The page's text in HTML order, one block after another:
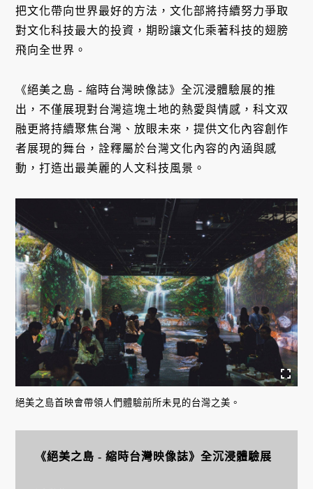
把文化帶向世界最好的方法，文化部將持續努力爭取
對文化科技最大的投資，期盼讓文化乘著科技的翅膀
飛向全世界。
《絕美之島 - 縮時台灣映像誌》全沉浸體驗展的推
出，不僅展現對台灣這塊土地的熱愛與情感，科文双
融更將持續聚焦台灣、放眼未來，提供文化內容創作
者展現的舞台，詮釋屬於台灣文化內容的內涵與感
動，打造出最美麗的人文科技風景。
絕美之島首映會帶領人們體驗前所未見的台灣之美。
《絕美之島 - 縮時台灣映像誌》全沉浸體驗展